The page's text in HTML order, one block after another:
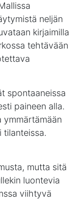
neljän
kirjaimilla
tehtävään
spontaaneissa
paineen alla.
ymmärtämään
tilanteissa.
mutta sitä
luontevia
viihtyvä